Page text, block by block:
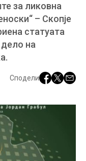
за ликовна
– Скопје
статуата
на
Сподели